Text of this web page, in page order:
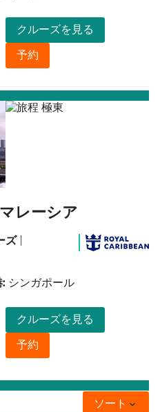
クルーズを見る
予約
レーシア
クルーズを見る
予約
ズ|
シンガポール
ソート